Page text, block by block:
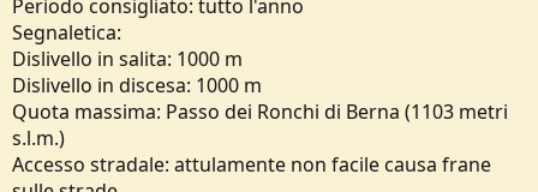
Periodo consigliato: tutto l'anno
Segnaletica:
Dislivello in salita: 1000 m
Dislivello in discesa: 1000 m
Quota massima: Passo dei Ronchi di Berna (1103 metri
s.l.m.)
Accesso stradale: attulamente non facile causa frane